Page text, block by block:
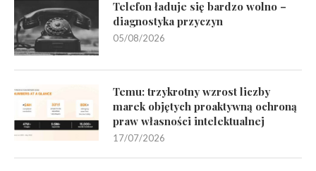
Telefon ładuje się bardzo wolno –
diagnostyka przyczyn
05/08/2026
Temu: trzykrotny wzrost liczby
marek objętych proaktywną ochroną
praw własności intelektualnej
17/07/2026